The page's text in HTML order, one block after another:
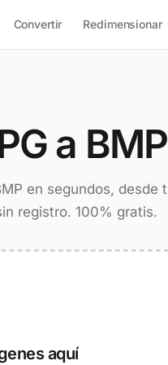
Convertir Redimensionar
a BMP
en segundos, desde
registro. 100% gratis.
aquí